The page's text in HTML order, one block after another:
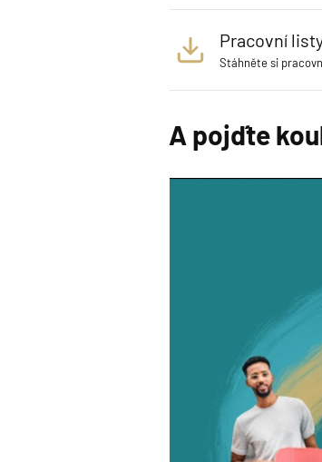
Pracovní
Stáhněte si
A pojďte